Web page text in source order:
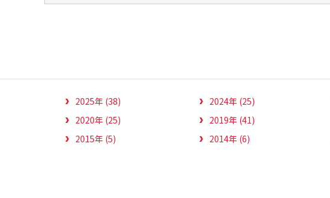
2025年 (38) 2024年 (25)
2020年 (25) 2019年 (41)
2015年 (5) 2014年 (6)